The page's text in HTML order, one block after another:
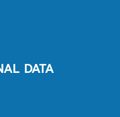
DATA